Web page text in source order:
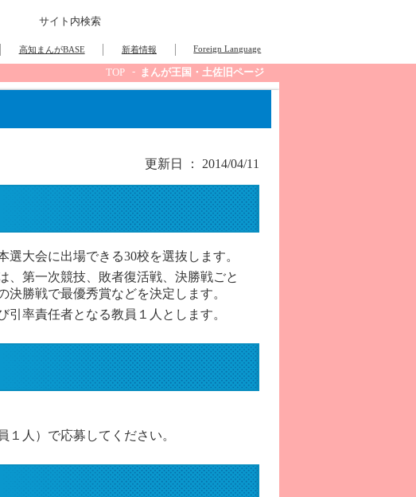
サイト内検索
高知まんがBASE 新着情報 Foreign Language
TOP まんが王国・土佐旧ページ
更新日 ： 2014/04/11
大会に出場できる30校を選抜します。
、第一次競技、敗者復活戦、決勝戦ごと
勝戦で最優秀賞などを決定します。
率責任者となる教員１人とします。
人）で応募してください。